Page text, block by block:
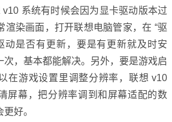
系统有时候会因为显卡驱动版本过
渲染画面，打开联想电脑管家，在 “驱
动是否有更新，要是有更新就及时安
次，基本都能解决。另外，要是游戏启
在游戏设置里调整分辨率，联想 v10
屏幕，把分辨率调到和屏幕适配的数
好。